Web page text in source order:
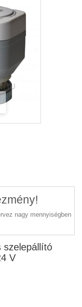
nagy mennyiségben
szelepállító
V